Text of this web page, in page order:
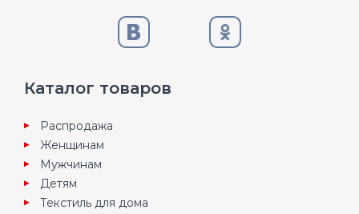
Каталог товаров
Распродажа
Женщинам
Мужчинам
Детям
Текстиль для дома